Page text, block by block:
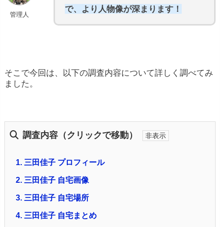
管理人
で、より人物像が深まります！
そこで今回は、以下の調査内容について詳しく調べてみ
ました。
調査内容（クリックで移動）
1. 三田佳子 プロフィール
2. 三田佳子 自宅画像
3. 三田佳子 自宅場所
4. 三田佳子 自宅まとめ